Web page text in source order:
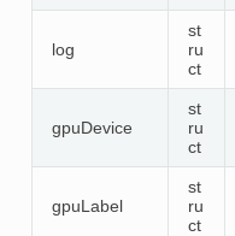
log
st
ru
ct
gpuDevice
st
ru
ct
gpuLabel
st
ru
ct